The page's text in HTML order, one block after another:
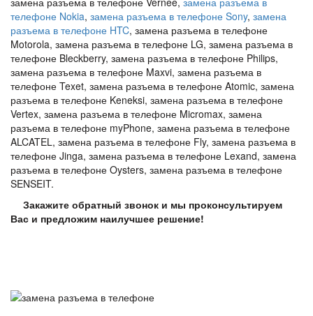
телефоне Nokia, замена разъема в телефоне Sony, замена
разъема в телефоне HTC, замена разъема в телефоне
Motorola, замена разъема в телефоне LG, замена разъема в
телефоне Bleckberry, замена разъема в телефоне Philips,
замена разъема в телефоне Maxvi, замена разъема в
телефоне Texet, замена разъема в телефоне Atomic, замена
разъема в телефоне Keneksi, замена разъема в телефоне
Vertex, замена разъема в телефоне Micromax, замена
разъема в телефоне myPhone, замена разъема в телефоне
ALCATEL, замена разъема в телефоне Fly, замена разъема в
телефоне Jinga, замена разъема в телефоне Lexand, замена
разъема в телефоне Oysters, замена разъема в телефоне
SENSEIT.
Закажите обратный звонок и мы проконсультируем
Вас и предложим наилучшее решение!